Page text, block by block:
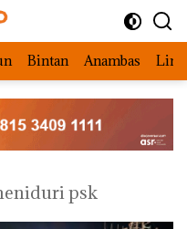
Bintan Anambas
psk